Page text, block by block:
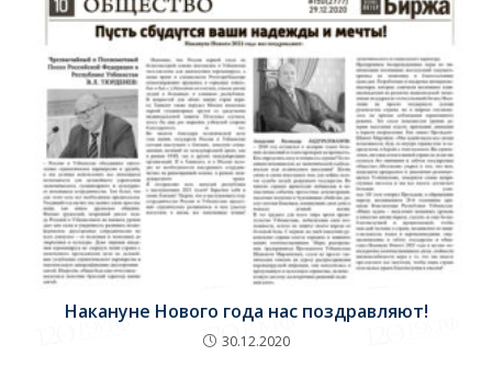
Накануне Нового года нас поздравляют!
30.12.2020